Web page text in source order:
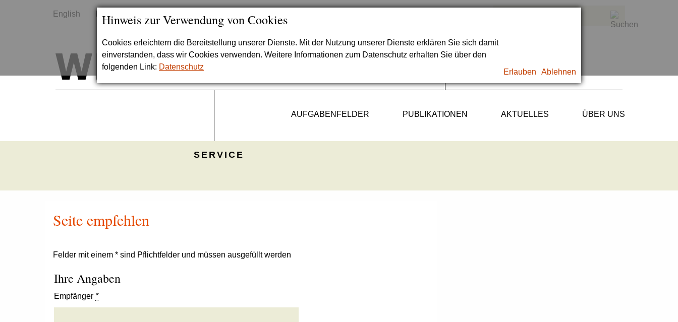
Hinweis zur Verwendung von Cookies
Cookies erleichtern die Bereitstellung unserer Dienste. Mit der Nutzung unserer Dienste erklären Sie sich damit
einverstanden, dass wir Cookies verwenden. Weitere Informationen zum Datenschutz erhalten Sie über den
folgenden Link: Datenschutz
Erlauben Ablehnen
English
AUFGABENFELDER PUBLIKATIONEN AKTUELLES ÜBER UNS
SERVICE
Seite empfehlen
Felder mit einem * sind Pflichtfelder und müssen ausgefüllt werden
Ihre Angaben
Empfänger *